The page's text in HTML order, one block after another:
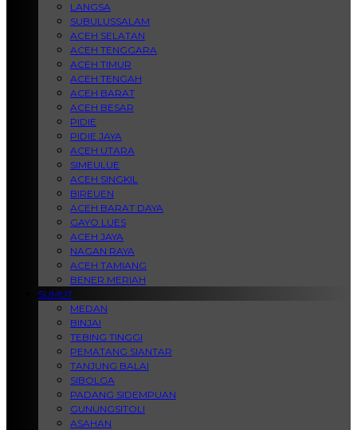
LANGSA
SUBULUSSALAM
ACEH SELATAN
ACEH TENGGARA
ACEH TIMUR
ACEH TENGAH
ACEH BARAT
ACEH BESAR
PIDIE
PIDIE JAYA
ACEH UTARA
SIMEULUE
ACEH SINGKIL
BIREUEN
ACEH BARAT DAYA
GAYO LUES
ACEH JAYA
NAGAN RAYA
ACEH TAMIANG
BENER MERIAH
SUMUT
MEDAN
BINJAI
TEBING TINGGI
PEMATANG SIANTAR
TANJUNG BALAI
SIBOLGA
PADANG SIDEMPUAN
GUNUNGSITOLI
ASAHAN